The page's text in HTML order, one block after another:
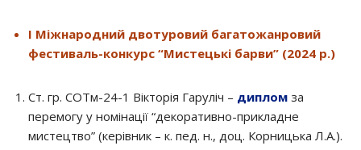
I Міжнародний двотуровий багатожанровий
фестиваль-конкурс “Мистецькі барви” (2024 р.)
Ст. гр. СОТм-24-1 Вікторія Гаруліч – диплом за
перемогу у номінації “декоративно-прикладне
мистецтво” (керівник – к. пед. н., доц. Корницька Л.А.).